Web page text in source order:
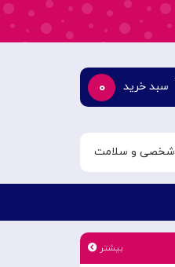
سبد خرید ۰
شخصی و سلامت
بیشتر